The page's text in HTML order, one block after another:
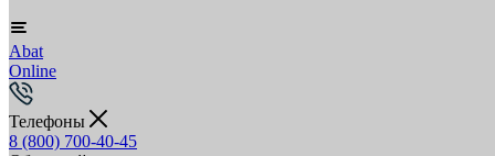
Abat
Online
Телефоны
8 (800) 700-40-45